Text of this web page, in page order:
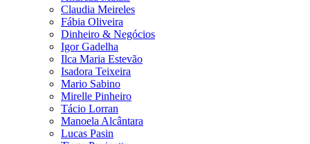
Claudia Meireles
Fábia Oliveira
Dinheiro & Negócios
Igor Gadelha
Ilca Maria Estevão
Isadora Teixeira
Mario Sabino
Mirelle Pinheiro
Tácio Lorran
Manoela Alcântara
Lucas Pasin